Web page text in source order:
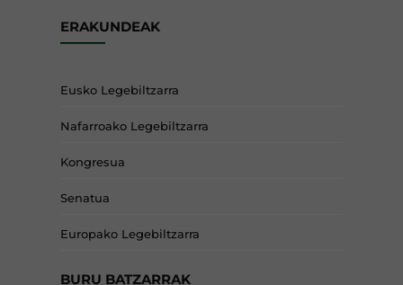
ERAKUNDEAK
Eusko Legebiltzarra
Nafarroako Legebiltzarra
Kongresua
Senatua
Europako Legebiltzarra
BURU BATZARRAK